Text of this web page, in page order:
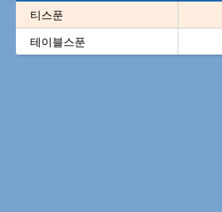
티스푼
테이블스푼